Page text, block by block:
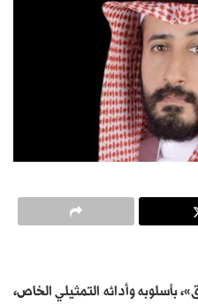
بأسلوبه وأدائه التمثيلي الخاص،